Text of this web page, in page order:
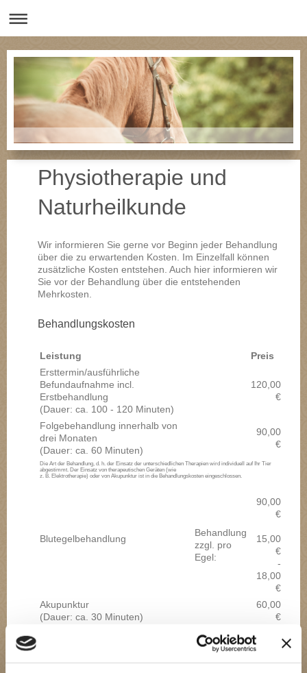
Physiotherapie und
Naturheilkunde
Wir informieren Sie gerne vor Beginn jeder Behandlung
über die zu erwartenden Kosten. Im Einzelfall können
zusätzliche Kosten entstehen. Auch hier informieren wir
Sie vor der Behandlung über die entstehenden
Mehrkosten.
Behandlungskosten
Leistung
Preis
Ersttermin/ausführliche
Befundaufnahme incl.
Erstbehandlung
(Dauer: ca. 100 - 120 Minuten)
120,00
€
Folgebehandlung innerhalb von
drei Monaten
(Dauer: ca. 60 Minuten)
90,00
€
Die Art der Behandlung, d. h. der Einsatz der unterschiedlichen Therapien wird individuell auf Ihr Tier
abgestimmt. Der Einsatz von therapeutischen Geräten (wie
z. B. Elektrotherapie) oder von Akupunktur ist in die Behandlungskosten eingeschlossen.
Blutegelbehandlung
Behandlung
zzgl. pro
Egel:
90,00
€
15,00
€
-
18,00
€
Akupunktur
(Dauer: ca. 30 Minuten)
60,00
€
1,00 €